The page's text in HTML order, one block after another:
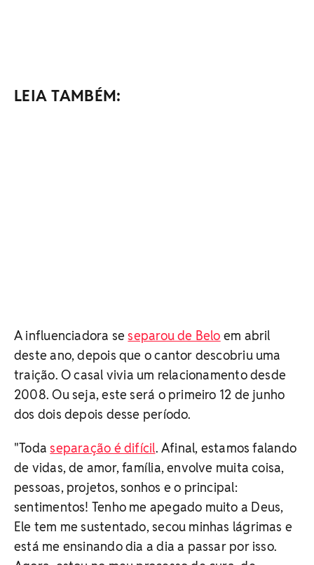
LEIA TAMBÉM:
A influenciadora seseparou de Belo em abril
deste ano, depois que o cantor descobriu uma
traição. O casal vivia um relacionamento desde
2008. Ou seja, este será o primeiro 12 de junho
dos dois depois desse período.
"Todaseparação é difícil. Afinal, estamos falando
de vidas, de amor, família, envolve muita coisa,
pessoas, projetos, sonhos e o principal:
sentimentos! Tenho me apegado muito a Deus,
Ele tem me sustentado, secou minhas lágrimas e
está me ensinando dia a dia a passar por isso.